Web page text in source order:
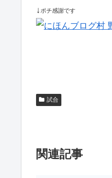
↓ポチ感謝です
試合
関連記事